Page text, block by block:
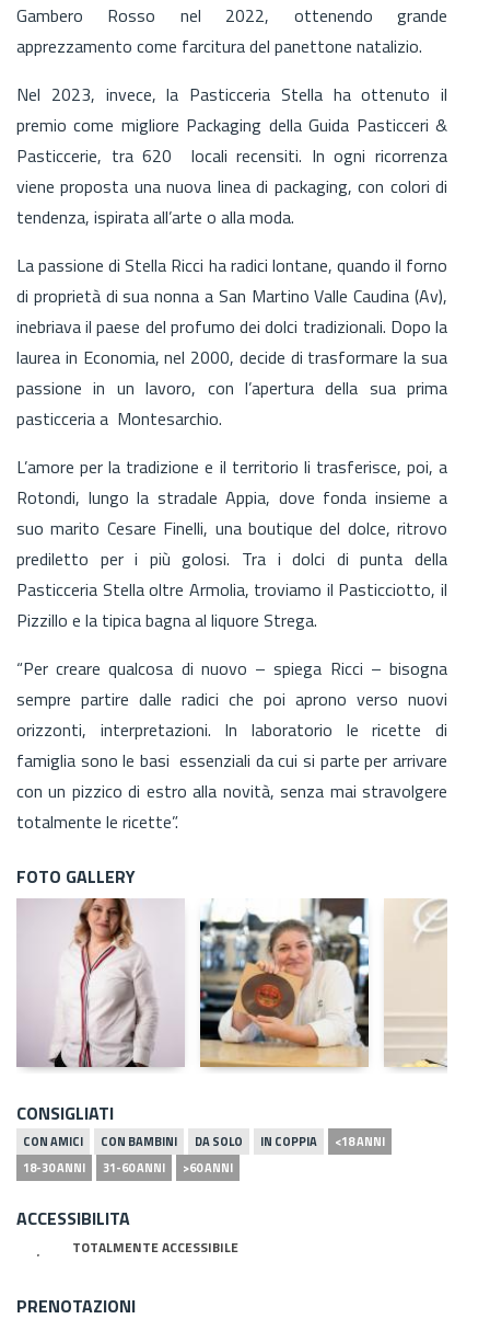
Gambero Rosso nel 2022, ottenendo grande
apprezzamento come farcitura del panettone natalizio.
Nel 2023, invece, la Pasticceria Stella ha ottenuto il
premio come migliore Packaging della Guida Pasticceri &
Pasticcerie, tra 620 locali recensiti. In ogni ricorrenza
viene proposta una nuova linea di packaging, con colori di
tendenza, ispirata all’arte o alla moda.
La passione di Stella Ricci ha radici lontane, quando il forno
di proprietà di sua nonna a San Martino Valle Caudina (Av),
inebriava il paese del profumo dei dolci tradizionali. Dopo la
laurea in Economia, nel 2000, decide di trasformare la sua
passione in un lavoro, con l’apertura della sua prima
pasticceria a Montesarchio.
L’amore per la tradizione e il territorio li trasferisce, poi, a
Rotondi, lungo la stradale Appia, dove fonda insieme a
suo marito Cesare Finelli, una boutique del dolce, ritrovo
prediletto per i più golosi. Tra i dolci di punta della
Pasticceria Stella oltre Armolia, troviamo il Pasticciotto, il
Pizzillo e la tipica bagna al liquore Strega.
“Per creare qualcosa di nuovo – spiega Ricci – bisogna
sempre partire dalle radici che poi aprono verso nuovi
orizzonti, interpretazioni. In laboratorio le ricette di
famiglia sono le basi essenziali da cui si parte per arrivare
con un pizzico di estro alla novità, senza mai stravolgere
totalmente le ricette”.
FOTO GALLERY
CONSIGLIATI
CON AMICI CON BAMBINI DA SOLO IN COPPIA
<18 ANNI
18-30 ANNI
31-60 ANNI >60 ANNI
ACCESSIBILITA
TOTALMENTE ACCESSIBILE
PRENOTAZIONI